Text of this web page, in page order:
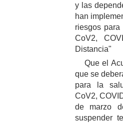
y las
han
riesgos
CoV2,
Distancia"
Que el
que se
para la
CoV2,
de marzo
suspender